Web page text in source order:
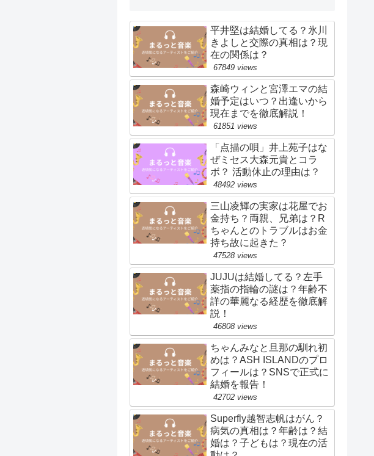
平井堅は結婚してる？氷川
きよしと交際の真相は？現
在の関係は？
67849 views
森崎ウィンと宮澤エマの結
婚予定はいつ？出逢いから
現在までを徹底解説！
61851 views
「点描の唄」井上苑子はな
ぜミセス大森元貴とコラ
ボ？ 活動休止の理由は？
48492 views
三山凌輝の実家は花屋でお
金持ち？両親、兄弟は？R
ちゃんとのトラブルはお金
持ち故に起きた？
47528 views
JUJUは結婚してる？左手
薬指の指輪の謎は？年齢不
詳の華麗なる経歴を徹底解
説！
46808 views
ちゃんみなと旦那の馴れ初
めは？ASH ISLANDのプロ
フィールは？SNSで正式に
結婚を報告！
42702 views
Superfly越智志帆はがん？
病気の真相は？年齢は？結
婚は？子どもは？現在の活